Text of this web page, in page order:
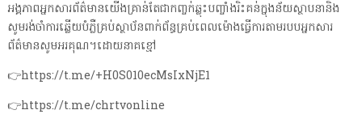
អង្គភាពអ្នកសារព័ត៌មានយើងគ្រាន់តែជាកញ្ចក់ឆ្លុះបញ្ចាំងរិះគន់ក្នុងន័យស្ថាបនានិង
សូមរង់ចាំការឆ្លើយបំភ្លឺគ្រប់ស្ថាប័នពាក់ព័ន្ធគ្រប់ពេលម៉ោងធ្វើការតាមរបបអ្នកសារ
ព័ត៌មានសូមអរគុណ។ដោយនាគខ្មៅ
👉https://t.me/+H0S010ecMsIxNjE1
👉https://t.me/chrtvonline